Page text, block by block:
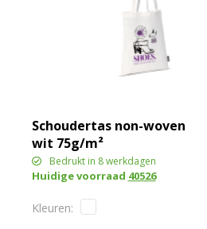
Schoudertas non-woven
wit 75g/m²
Bedrukt in 8 werkdagen
Huidige voorraad 40526